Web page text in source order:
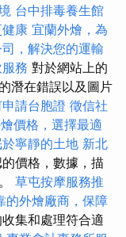
台中排毒養生館
康 宜蘭外燴，為
，解決您的運輸
務 對於網站上的
潛在錯誤以及圖片
請台胞證 徵信社
價格，選擇最適
寧靜的土地 新北
價格，數據，描
草屯按摩服務推
的外燴廠商，保障
集和處理符合適